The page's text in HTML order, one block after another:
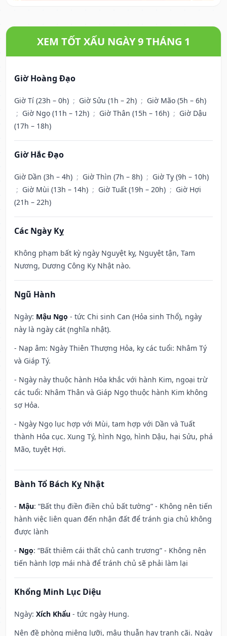
XEM TỐT XẤU NGÀY 9 THÁNG 1
Giờ Hoàng Đạo
Giờ Tí (23h – 0h) ; Giờ Sửu (1h – 2h) ; Giờ Mão (5h – 6h)
; Giờ Ngọ (11h – 12h) ; Giờ Thân (15h – 16h) ; Giờ Dậu
(17h – 18h)
Giờ Hắc Đạo
Giờ Dần (3h – 4h) ; Giờ Thìn (7h – 8h) ; Giờ Tỵ (9h – 10h)
; Giờ Mùi (13h – 14h) ; Giờ Tuất (19h – 20h) ; Giờ Hợi
(21h – 22h)
Các Ngày Kỵ
Không phạm bất kỳ ngày Nguyệt kỵ, Nguyệt tận, Tam
Nương, Dương Công Kỵ Nhật nào.
Ngũ Hành
Ngày: Mậu Ngọ - tức Chi sinh Can (Hỏa sinh Thổ), ngày
này là ngày cát (nghĩa nhật).
- Nạp âm: Ngày Thiên Thượng Hỏa, kỵ các tuổi: Nhâm Tý
và Giáp Tý.
- Ngày này thuộc hành Hỏa khắc với hành Kim, ngoại trừ
các tuổi: Nhâm Thân và Giáp Ngọ thuộc hành Kim không
sợ Hỏa.
- Ngày Ngọ lục hợp với Mùi, tam hợp với Dần và Tuất
thành Hỏa cục. Xung Tý, hình Ngọ, hình Dậu, hại Sửu, phá
Mão, tuyệt Hợi.
Bành Tổ Bách Kỵ Nhật
- Mậu: “Bất thụ điền điền chủ bất tường” - Không nên tiến
hành việc liên quan đến nhận đất để tránh gia chủ không
được lành
- Ngọ: “Bất thiêm cái thất chủ canh trương” - Không nên
tiến hành lợp mái nhà để tránh chủ sẽ phải làm lại
Khổng Minh Lục Diệu
Ngày: Xích Khẩu - tức ngày Hung.
Nên đề phòng miệng lưỡi, mâu thuẫn hay tranh cãi. Ngày